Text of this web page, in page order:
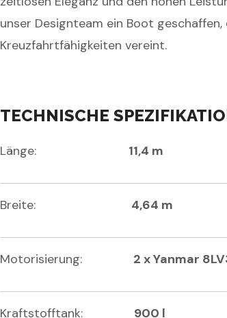
unser Designteam ein Boot
Kreuzfahrtfähigkeiten vereint.
TECHNISCHE
Länge: 11,4 m
Breite: 4,64 m
Motorisierung: 2 x Yanmar
Kraftstofftank: 900 l